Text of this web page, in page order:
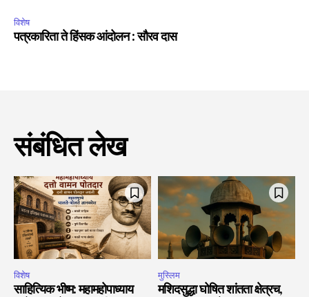
विशेष
पत्रकारिता ते हिंसक आंदोलन : सौरव दास
संबंधित लेख
विशेष
साहित्यिक भीष्म: महामहोपाध्याय
मुस्लिम
मशिदसुद्धा घोषित शांतता क्षेत्रच,